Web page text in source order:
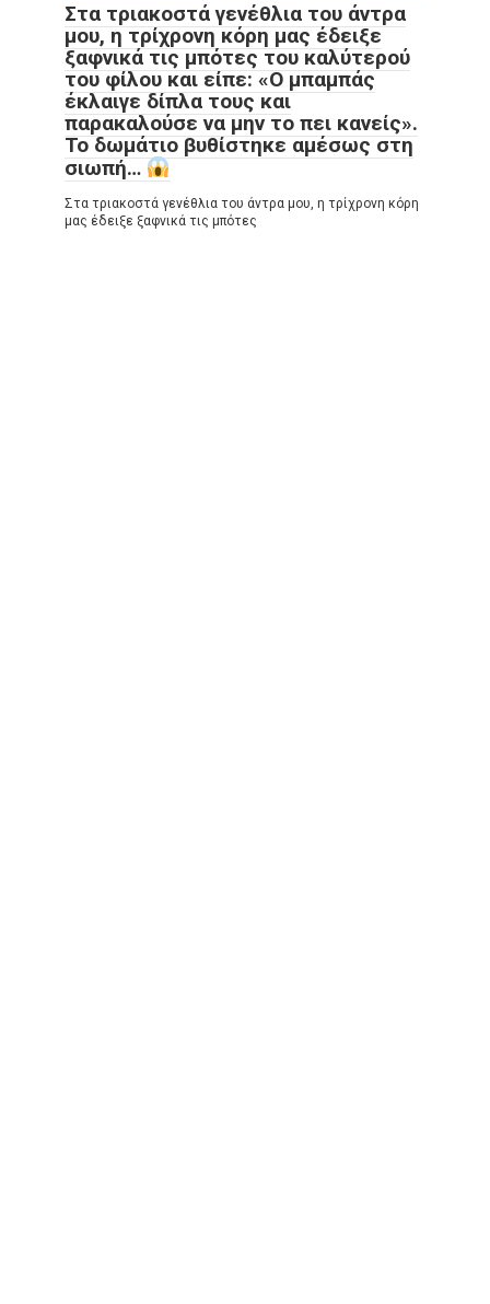
Στα τριακοστά γενέθλια του άντρα
μου, η τρίχρονη κόρη μας έδειξε
ξαφνικά τις μπότες του καλύτερού
του φίλου και είπε: «Ο μπαμπάς
έκλαιγε δίπλα τους και
παρακαλούσε να μην το πει κανείς».
Το δωμάτιο βυθίστηκε αμέσως στη
σιωπή…
Στα τριακοστά γενέθλια του άντρα μου, η τρίχρονη κόρη
μας έδειξε ξαφνικά τις μπότες